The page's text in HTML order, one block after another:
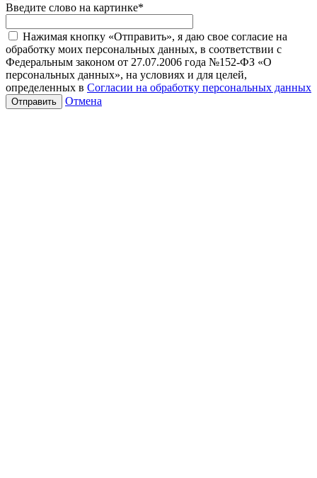
Введите слово на картинке*
Нажимая кнопку «Отправить», я даю свое согласие на
обработку моих персональных данных, в соответствии с
Федеральным законом от 27.07.2006 года №152-ФЗ «О
персональных данных», на условиях и для целей,
определенных в Согласии на обработку персональных данных
Отмена